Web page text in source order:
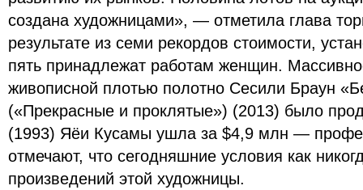
создана художницами», — отметила глава
результате из семи рекордов стоимости,
пять принадлежат работам женщин.
живописной плотью полотно Сесили Браун
(«Прекрасные и проклятые») (2013) было
(1993) Яёи Кусамы ушла за $4,9 млн —
отмечают, что сегодняшние условия как
произведений этой художницы.